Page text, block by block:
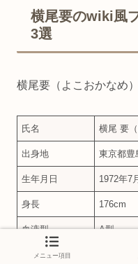
横尾要のwiki風
3選
横尾要（よこおかなめ
氏名 横尾 要
出身地 東京都豊
生年月日 1972年7
身長 176cm
血液型 A型
プロ転向
メニュー項目